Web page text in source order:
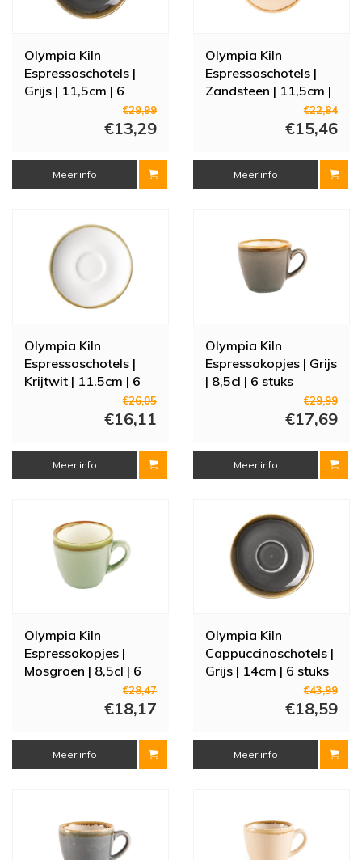
Olympia Kiln
Espressoschotels |
Grijs | 11,5cm | 6
€29,99
€13,29
Meer info
Olympia Kiln
Espressoschotels |
Zandsteen | 11,5cm |
€22,84
€15,46
Meer info
Olympia Kiln
Espressoschotels |
Krijtwit | 11.5cm | 6
€26,05
€16,11
Meer info
Olympia Kiln
Espressokopjes | Grijs
| 8,5cl | 6 stuks
€29,99
€17,69
Meer info
Olympia Kiln
Espressokopjes |
Mosgroen | 8,5cl | 6
€28,47
€18,17
Meer info
Olympia Kiln
Cappuccinoschotels |
Grijs | 14cm | 6 stuks
€43,99
€18,59
Meer info